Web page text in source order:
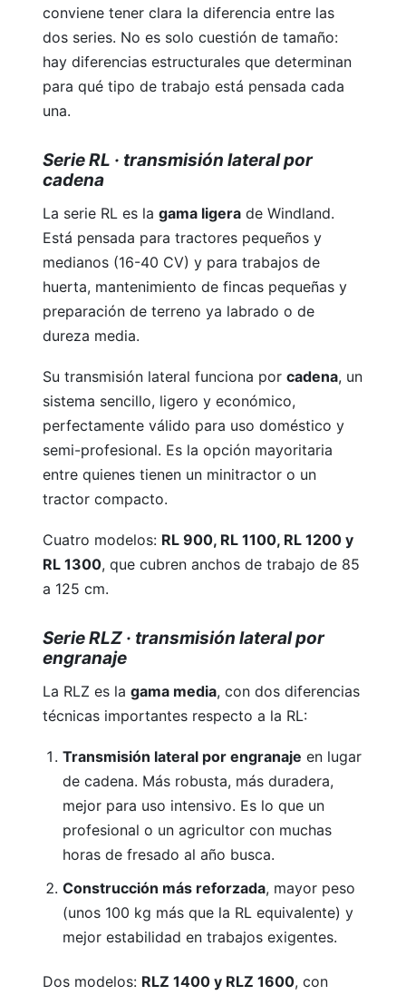
Cortasetos
Herramientas de batería
Tractores Cortacésped
Hidrolimpiadoras
Sopladores
Escarificadores
conviene tener clara la diferencia entre las
dos series. No es solo cuestión de tamaño:
hay diferencias estructurales que determinan
para qué tipo de trabajo está pensada cada
una.
Serie RL · transmisión lateral por
cadena
La serie RL es la gama ligera de Windland.
Está pensada para tractores pequeños y
medianos (16-40 CV) y para trabajos de
huerta, mantenimiento de fincas pequeñas y
preparación de terreno ya labrado o de
dureza media.
Su transmisión lateral funciona por cadena, un
sistema sencillo, ligero y económico,
perfectamente válido para uso doméstico y
semi-profesional. Es la opción mayoritaria
entre quienes tienen un minitractor o un
tractor compacto.
Cuatro modelos: RL 900, RL 1100, RL 1200 y
RL 1300, que cubren anchos de trabajo de 85
a 125 cm.
Serie RLZ · transmisión lateral por
engranaje
La RLZ es la gama media, con dos diferencias
técnicas importantes respecto a la RL:
Transmisión lateral por engranaje en lugar
de cadena. Más robusta, más duradera,
mejor para uso intensivo. Es lo que un
profesional o un agricultor con muchas
horas de fresado al año busca.
Construcción más reforzada, mayor peso
(unos 100 kg más que la RL equivalente) y
mejor estabilidad en trabajos exigentes.
Dos modelos: RLZ 1400 y RLZ 1600, con